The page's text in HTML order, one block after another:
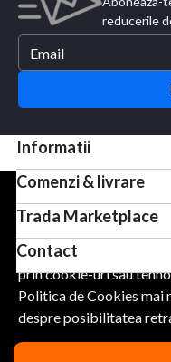
reducerile
Informatii
Comenzi & livrare
Trada Marketplace
Contact
Pentru scopuri precum
folosim module cookie
Accept, esti de acord sa
prin cookie-uri sau
Politica de Cookies mai
despre posibilitatea